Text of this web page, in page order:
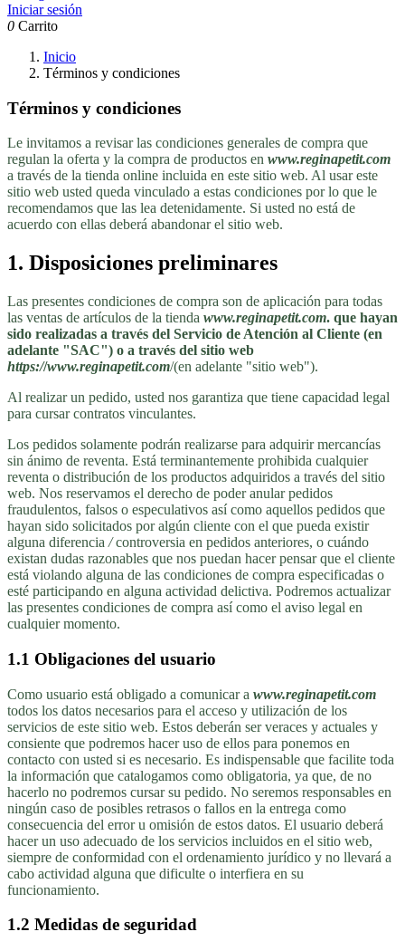
Iniciar sesión
0 Carrito
Inicio
Términos y condiciones
Términos y condiciones
Le invitamos a revisar las condiciones generales de compra que
regulan la oferta y la compra de productos en www.reginapetit.com
a través de la tienda online incluida en este sitio web. Al usar este
sitio web usted queda vinculado a estas condiciones por lo que le
recomendamos que las lea detenidamente. Si usted no está de
acuerdo con ellas deberá abandonar el sitio web.
1. Disposiciones preliminares
Las presentes condiciones de compra son de aplicación para todas
las ventas de artículos de la tienda www.reginapetit.com. que hayan
sido realizadas a través del Servicio de Atención al Cliente (en
adelante "SAC") o a través del sitio web
https://www.reginapetit.com/(en adelante "sitio web").
Al realizar un pedido, usted nos garantiza que tiene capacidad legal
para cursar contratos vinculantes.
Los pedidos solamente podrán realizarse para adquirir mercancías
sin ánimo de reventa. Está terminantemente prohibida cualquier
reventa o distribución de los productos adquiridos a través del sitio
web. Nos reservamos el derecho de poder anular pedidos
fraudulentos, falsos o especulativos así como aquellos pedidos que
hayan sido solicitados por algún cliente con el que pueda existir
alguna diferencia /controversia en pedidos anteriores, o cuándo
existan dudas razonables que nos puedan hacer pensar que el cliente
está violando alguna de las condiciones de compra especificadas o
esté participando en alguna actividad delictiva. Podremos actualizar
las presentes condiciones de compra así como el aviso legal en
cualquier momento.
1.1 Obligaciones del usuario
Como usuario está obligado a comunicar a www.reginapetit.com
todos los datos necesarios para el acceso y utilización de los
servicios de este sitio web. Estos deberán ser veraces y actuales y
consiente que podremos hacer uso de ellos para ponemos en
contacto con usted si es necesario. Es indispensable que facilite toda
la información que catalogamos como obligatoria, ya que, de no
hacerlo no podremos cursar su pedido. No seremos responsables en
ningún caso de posibles retrasos o fallos en la entrega como
consecuencia del error u omisión de estos datos. El usuario deberá
hacer un uso adecuado de los servicios incluidos en el sitio web,
siempre de conformidad con el ordenamiento jurídico y no llevará a
cabo actividad alguna que dificulte o interfiera en su
funcionamiento.
1.2 Medidas de seguridad